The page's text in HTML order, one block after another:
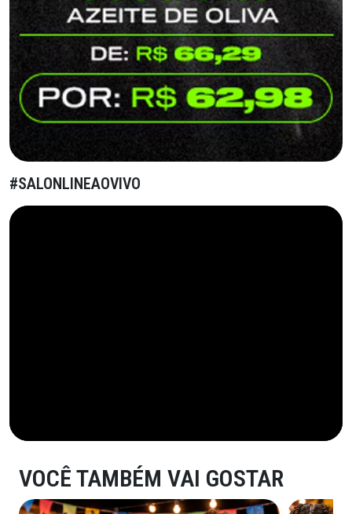
#SALONLINEAOVIVO
VOCÊ TAMBÉM VAI GOSTAR